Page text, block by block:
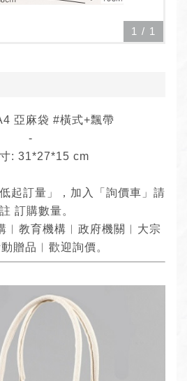
1 / 1
亞麻袋 #橫式+飄帶
-
: 31*27*15 cm
起訂量」，加入「詢價車」請
訂購數量。
︱教育機構︱政府機關︱大宗
贈品︱歡迎詢價。